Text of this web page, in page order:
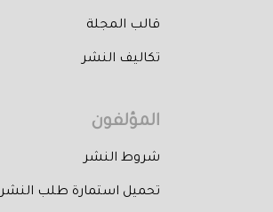
قالب المجلة
تكاليف النشر
المؤلفون
شروط النشر
تحميل استمارة طلب النشر